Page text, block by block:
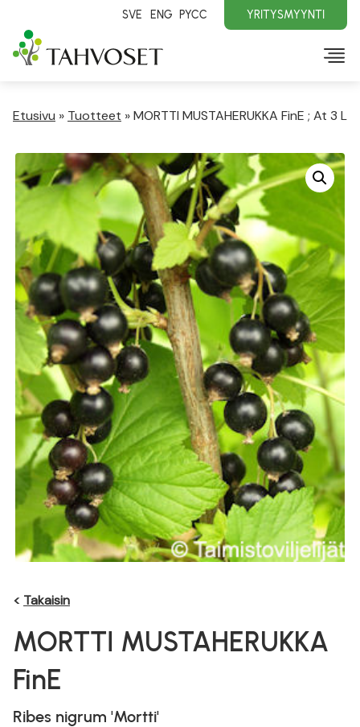
SVE ENG PYCC YRITYSMYYNTI
Etusivu » Tuotteet »MORTTI MUSTAHERUKKA FinE ; At 3 L
< Takaisin
MORTTI MUSTAHERUKKA
FinE
Ribes nigrum 'Mortti'